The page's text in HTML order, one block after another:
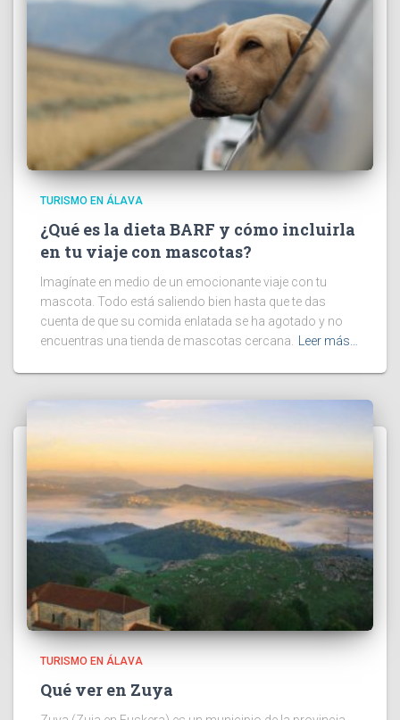
TURISMO EN ÁLAVA
¿Qué es la dieta BARF y cómo incluirla
en tu viaje con mascotas?
Imagínate en medio de un emocionante viaje con tu
mascota. Todo está saliendo bien hasta que te das
cuenta de que su comida enlatada se ha agotado y no
encuentras una tienda de mascotas cercana. Leer más…
TURISMO EN ÁLAVA
Qué ver en Zuya